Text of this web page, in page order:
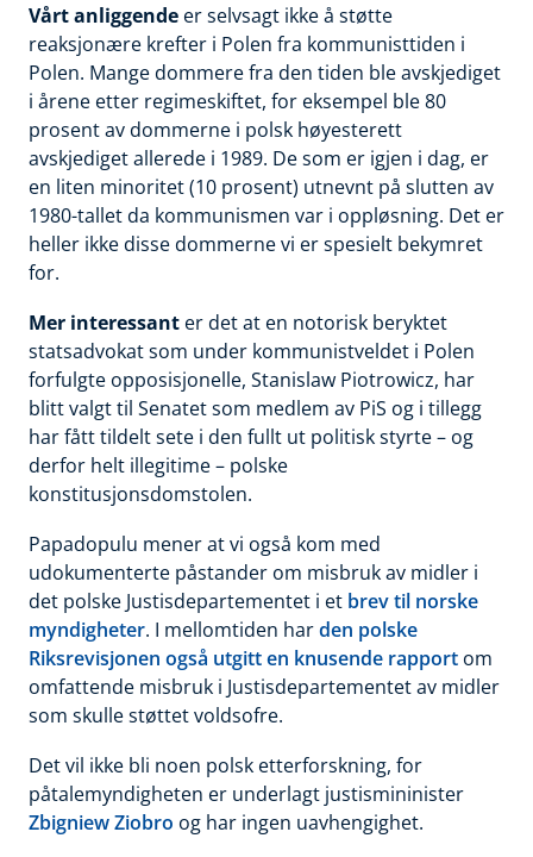
Vårt anliggende er selvsagt ikke å støtte
reaksjonære krefter i Polen fra kommunisttiden i
Polen. Mange dommere fra den tiden ble avskjediget
i årene etter regimeskiftet, for eksempel ble 80
prosent av dommerne i polsk høyesterett
avskjediget allerede i 1989. De som er igjen i dag, er
en liten minoritet (10 prosent) utnevnt på slutten av
1980-tallet da kommunismen var i oppløsning. Det er
heller ikke disse dommerne vi er spesielt bekymret
for.
Mer interessant er det at en notorisk beryktet
statsadvokat som under kommunistveldet i Polen
forfulgte opposisjonelle, Stanislaw Piotrowicz, har
blitt valgt til Senatet som medlem av PiS og i tillegg
har fått tildelt sete i den fullt ut politisk styrte – og
derfor helt illegitime – polske
konstitusjonsdomstolen.
Papadopulu mener at vi også kom med
udokumenterte påstander om misbruk av midler i
det polske Justisdepartementet i et brev til norske
myndigheter. I mellomtiden harden polske
Riksrevisjonen også utgitt en knusende rapport om
omfattende misbruk i Justisdepartementet av midler
som skulle støttet voldsofre.
Det vil ikke bli noen polsk etterforskning, for
påtalemyndigheten er underlagt justismininister
Zbigniew Ziobro og har ingen uavhengighet.